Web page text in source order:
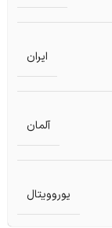
ایران
آلمان
یوروویتال